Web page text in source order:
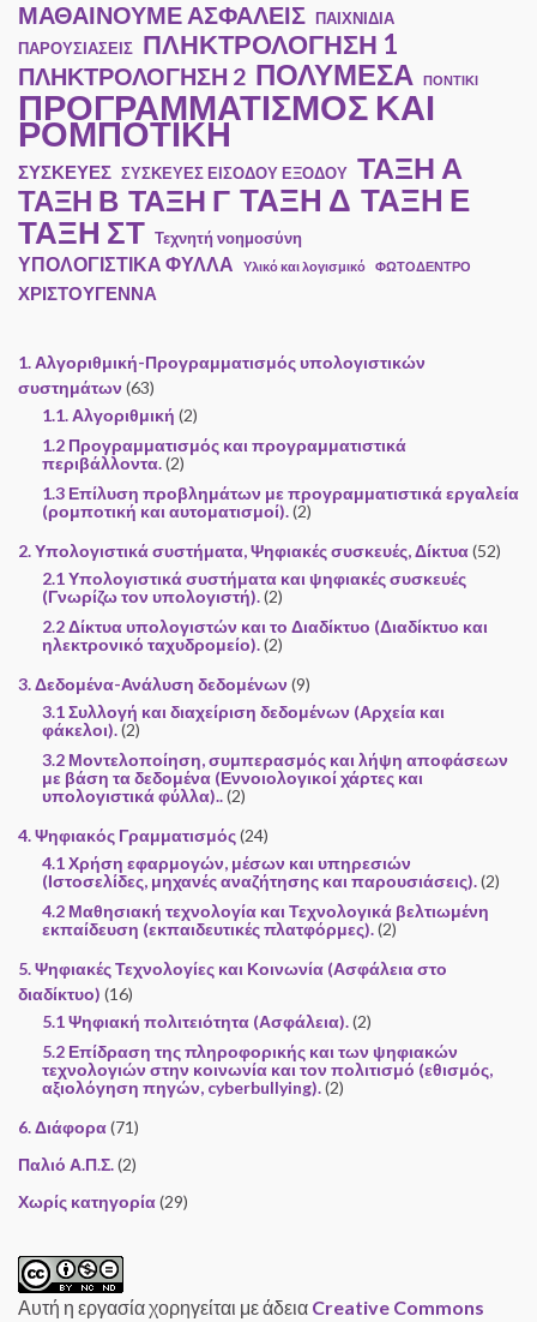
ΜΑΘΑΙΝΟΥΜΕ ΑΣΦΑΛΕΙΣ ΠΑΙΧΝΙΔΙΑ
ΠΑΡΟΥΣΙΑΣΕΙΣ ΠΛΗΚΤΡΟΛΟΓΗΣΗ 1
ΠΛΗΚΤΡΟΛΟΓΗΣΗ 2 ΠΟΛΥΜΕΣΑ ΠΟΝΤΙΚΙ
ΠΡΟΓΡΑΜΜΑΤΙΣΜΟΣ ΚΑΙ
ΡΟΜΠΟΤΙΚΗ
ΣΥΣΚΕΥΕΣ ΣΥΣΚΕΥΕΣ ΕΙΣΟΔΟΥ ΕΞΟΔΟΥ ΤΑΞΗ Α
ΤΑΞΗ Β ΤΑΞΗ Γ ΤΑΞΗ Δ ΤΑΞΗ Ε
ΤΑΞΗ ΣΤ Τεχνητή νοημοσύνη
ΥΠΟΛΟΓΙΣΤΙΚΑ ΦΥΛΛΑ Υλικό και λογισμικό ΦΩΤΟΔΕΝΤΡΟ
ΧΡΙΣΤΟΥΓΕΝΝΑ
1. Αλγοριθμική-Προγραμματισμός υπολογιστικών
συστημάτων(63)
1.1. Αλγοριθμική (2)
1.2 Προγραμματισμός και προγραμματιστικά
περιβάλλοντα.(2)
1.3 Επίλυση προβλημάτων με προγραμματιστικά εργαλεία
(ρομποτική και αυτοματισμοί).(2)
2. Υπολογιστικά συστήματα, Ψηφιακές συσκευές, Δίκτυα(52)
2.1 Υπολογιστικά συστήματα και ψηφιακές συσκευές
(Γνωρίζω τον υπολογιστή).(2)
2.2 Δίκτυα υπολογιστών και το Διαδίκτυο (Διαδίκτυο και
ηλεκτρονικό ταχυδρομείο).(2)
3. Δεδομένα-Ανάλυση δεδομένων(9)
3.1 Συλλογή και διαχείριση δεδομένων (Αρχεία και
φάκελοι).(2)
3.2 Μοντελοποίηση, συμπερασμός και λήψη αποφάσεων
με βάση τα δεδομένα (Εννοιολογικοί χάρτες και
υπολογιστικά φύλλα)..(2)
4. Ψηφιακός Γραμματισμός(24)
4.1 Χρήση εφαρμογών, μέσων και υπηρεσιών
(Ιστοσελίδες, μηχανές αναζήτησης και παρουσιάσεις).(2)
4.2 Μαθησιακή τεχνολογία και Τεχνολογικά βελτιωμένη
εκπαίδευση (εκπαιδευτικές πλατφόρμες).(2)
5. Ψηφιακές Τεχνολογίες και Κοινωνία (Ασφάλεια στο
διαδίκτυο) (16)
5.1 Ψηφιακή πολιτειότητα (Ασφάλεια).(2)
5.2 Επίδραση της πληροφορικής και των ψηφιακών
τεχνολογιών στην κοινωνία και τον πολιτισμό (εθισμός,
αξιολόγηση πηγών, cyberbullying).(2)
6. Διάφορα(71)
Παλιό Α.Π.Σ.(2)
Χωρίς κατηγορία(29)
Αυτή η εργασία χορηγείται με άδεια Creative Commons